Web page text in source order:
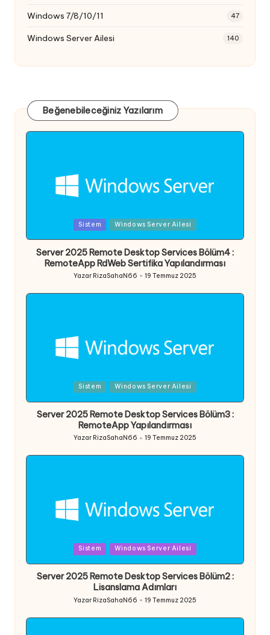
Windows 7/8/10/11 47
Windows Server Ailesi 140
Beğenebileceğiniz Yazılarım
Sistem Windows Server Ailesi
Server 2025 Remote Desktop Services Bölüm4 :
RemoteApp RdWeb Sertifika Yapılandırması
Posted
by
Yazar RizaSahaN66 19 Temmuz 2025
Sistem Windows Server Ailesi
Server 2025 Remote Desktop Services Bölüm3 :
RemoteApp Yapılandırması
Posted
by
Yazar RizaSahaN66 19 Temmuz 2025
Sistem Windows Server Ailesi
Server 2025 Remote Desktop Services Bölüm2 :
Lisanslama Adımları
Posted
Yazar RizaSahaN66 19 Temmuz 2025